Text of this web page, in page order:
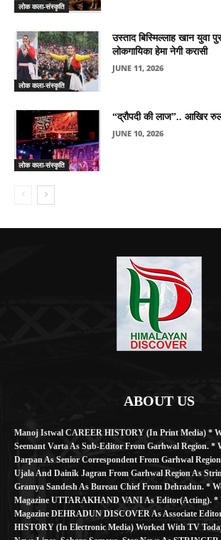
लोक कला-संस्कृति
लोक कला-संस्कृति
उस्ताद बिस्मिल्लाह खान युवा
लोकगायिका हेमा नेगी करासी
JUNE 11, 2026
लोक कला-संस्कृति
“द्रौपदी की लाज”.. आखिर रुला
JUNE 10, 2026
ABOUT US
Manoj Istwal CAREER HISTORY (in Print Media) *
Seemant Varta As Sub-Editor From Garhwal Region. *
Darpan As Senior Correspondent From Garhwal
Ujala And Dainik Jagran From Garhwal Region As
Gramya Sandesh As Bureau Chief From Dehradun. *
Magazine UTTARAKHAND VANI As Editor(Acting).
Magazine DEHRADUN DISCOVER As Associate
HISTORY (in Electronic Media) Worked With TV